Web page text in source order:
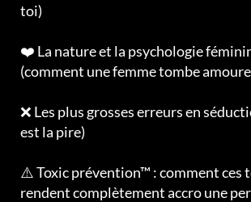
toi)
❤️ La nature et la psychologie
(comment une femme tombe
❌ Les plus grosses erreurs en
est la pire)
⚠️ Toxic prévention™ : comment ces
rendent complètement accro une